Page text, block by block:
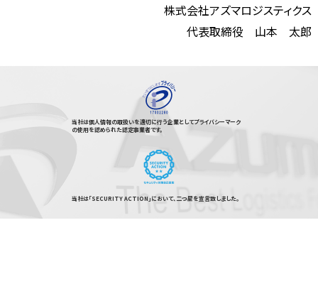
株式会社アズマロジスティクス
代表取締役 山本 太郎
当社は個人情報の取扱いを適切に行う企業としてプライバシーマーク
の使用を認められた認定事業者です。
当社は「SECURITY ACTION」において、二つ星を宣言致しました。